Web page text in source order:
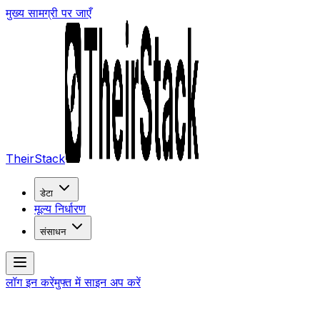
मुख्य सामग्री पर जाएँ
TheirStack
डेटा
मूल्य निर्धारण
संसाधन
लॉग इन करेंमुफ्त में साइन अप करें